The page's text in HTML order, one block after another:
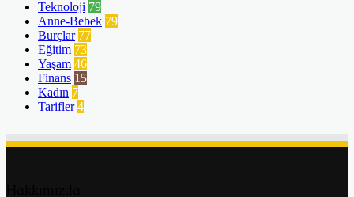
Teknoloji 79
Anne-Bebek 79
Burçlar 77
Eğitim 73
Yaşam 46
Finans 15
Kadın 7
Tarifler 4